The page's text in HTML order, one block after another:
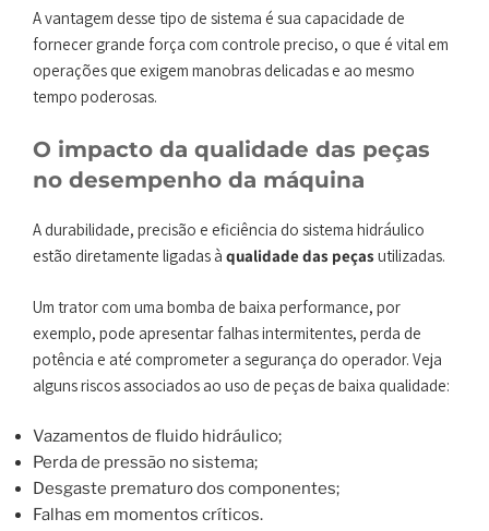
A vantagem desse tipo de sistema é sua capacidade de
fornecer grande força com controle preciso, o que é vital em
operações que exigem manobras delicadas e ao mesmo
tempo poderosas.
O impacto da qualidade das peças
no desempenho da máquina
A durabilidade, precisão e eficiência do sistema hidráulico
estão diretamente ligadas à qualidade das peças utilizadas.
Um trator com uma bomba de baixa performance, por
exemplo, pode apresentar falhas intermitentes, perda de
potência e até comprometer a segurança do operador. Veja
alguns riscos associados ao uso de peças de baixa qualidade:
Vazamentos de fluido hidráulico;
Perda de pressão no sistema;
Desgaste prematuro dos componentes;
Falhas em momentos críticos.